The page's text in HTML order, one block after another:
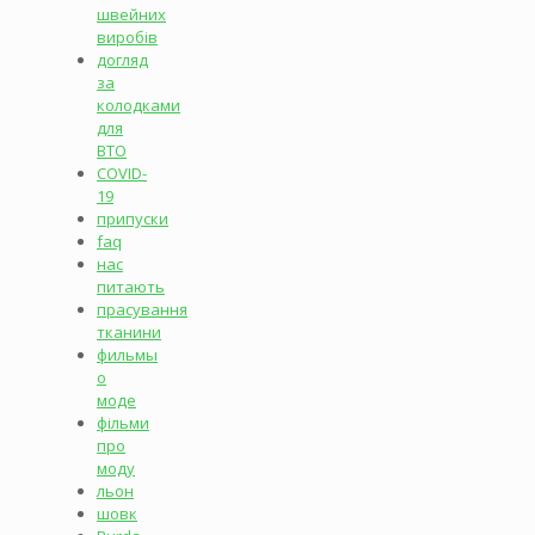
швейних
виробів
догляд
за
колодками
для
ВТО
COVID-
19
припуски
faq
нас
питають
прасування
тканини
фильмы
о
моде
фільми
про
моду
льон
шовк